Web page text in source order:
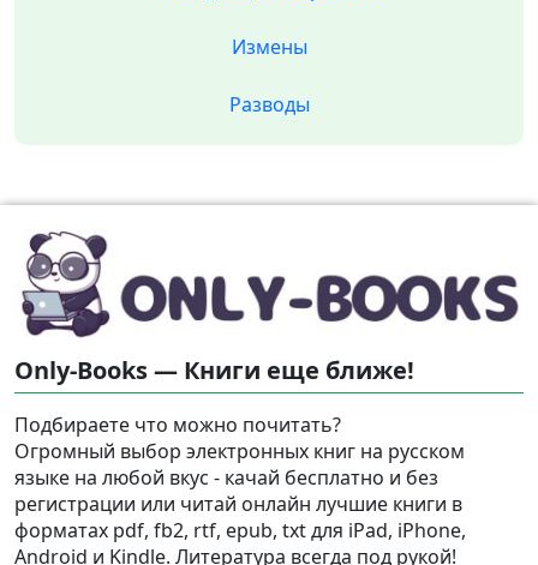
Измены
Разводы
Only-Books — Книги еще ближе!
Подбираете что можно почитать?
Огромный выбор электронных книг на русском
языке на любой вкус - качай бесплатно и без
регистрации или читай онлайн лучшие книги в
форматах pdf, fb2, rtf, epub, txt для iPad, iPhone,
Android и Kindle. Литература всегда под рукой!